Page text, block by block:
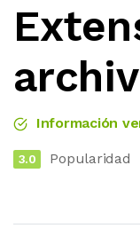
Información
3.0 Popularidad